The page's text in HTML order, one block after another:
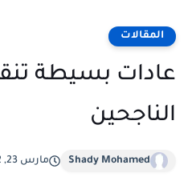
المقالات
عادات بسيطة
الناجحين
Shady Mohamed مارس 23, 2022